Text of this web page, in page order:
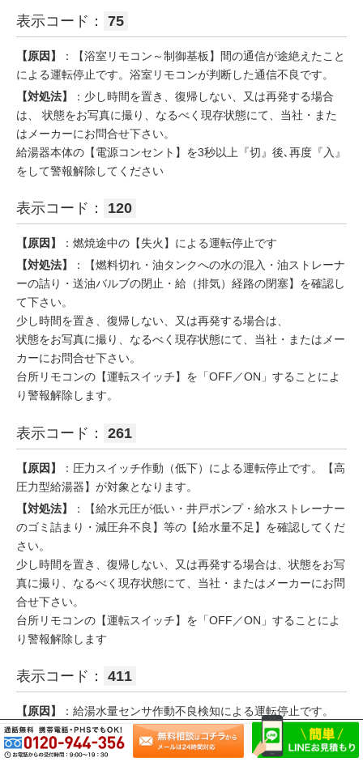
表示コード： 75
【原因】
：【浴室リモコン～制御基板】間の通信が途絶えたこと
による運転停止です。浴室リモコンが判断した通信不良です。
【対処法】
：少し時間を置き、復帰しない、又は再発する場合
は、 状態をお写真に撮り、なるべく現存状態にて、当社・また
はメーカーにお問合せ下さい。
給湯器本体の【電源コンセント】を3秒以上『切』後､再度『入』
をして警報解除してください
表示コード： 120
【原因】
：燃焼途中の【失火】による運転停止です
【対処法】
：【燃料切れ・油タンクへの水の混入・油ストレーナ
ーの詰り・送油バルブの閉止・給（排気）経路の閉塞】を確認し
て下さい。
少し時間を置き、復帰しない、又は再発する場合は、
状態をお写真に撮り、なるべく現存状態にて、当社・またはメー
カーにお問合せ下さい。
台所リモコンの【運転スイッチ】を「OFF／ON」することによ
り警報解除します。
表示コード： 261
【原因】
：圧力スイッチ作動（低下）による運転停止です。【高
圧力型給湯器】が対象となります。
【対処法】
：【給水元圧が低い・井戸ポンプ・給水ストレーナー
のゴミ詰まり・減圧弁不良】等の【給水量不足】を確認してくだ
さい。
少し時間を置き、復帰しない、又は再発する場合は、状態をお写
真に撮り、なるべく現存状態にて、当社・またはメーカーにお問
合せ下さい。
台所リモコンの【運転スイッチ】を「OFF／ON」することによ
り警報解除します
表示コード： 411
【原因】
：給湯水量センサ作動不良検知による運転停止です。
【対処法】：少し時間を置き、復帰しない、又は再発する場合
は、状態をお写真に撮り、なるべく現存状態にて、当社・または